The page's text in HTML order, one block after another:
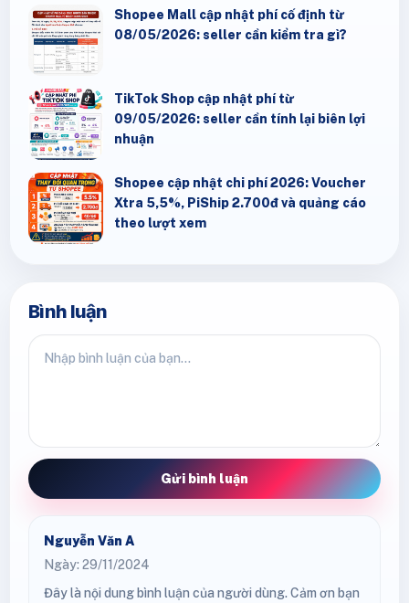
Shopee Mall cập nhật phí cố định từ
08/05/2026: seller cần kiểm tra gì?
TikTok Shop cập nhật phí từ
09/05/2026: seller cần tính lại biên lợi
nhuận
Shopee cập nhật chi phí 2026: Voucher
Xtra 5,5%, PiShip 2.700đ và quảng cáo
theo lượt xem
Bình luận
Gửi bình luận
Nguyễn Văn A
Ngày: 29/11/2024
Đây là nội dung bình luận của người dùng. Cảm ơn bạn